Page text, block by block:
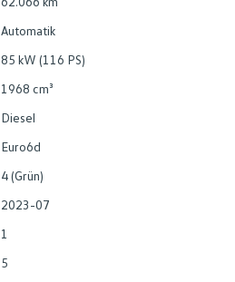
Automatik
85 kW (116 PS)
1968 cm³
Diesel
Euro6d
4 (Grün)
2023-07
1
5